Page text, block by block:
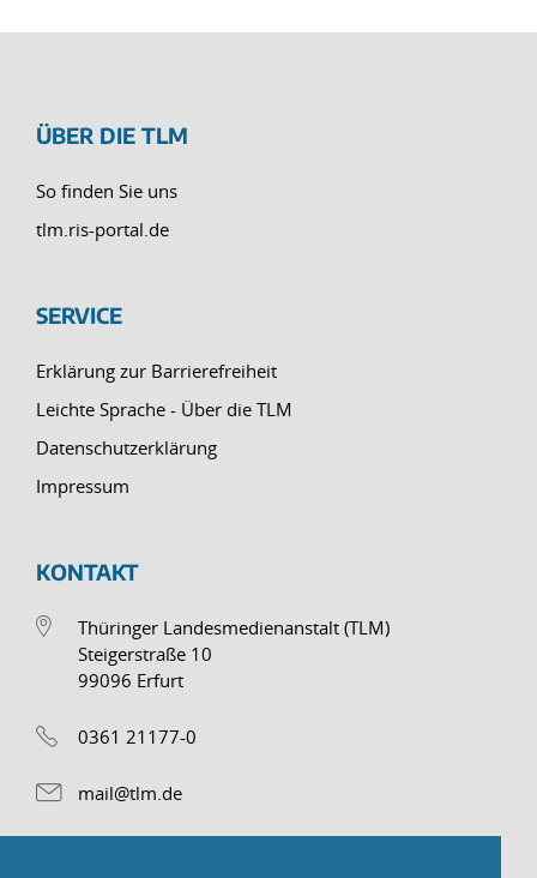
ÜBER DIE TLM
So finden Sie uns
tlm.ris-portal.de
SERVICE
Erklärung zur Barrierefreiheit
Leichte Sprache - Über die TLM
Datenschutzerklärung
Impressum
KONTAKT
Thüringer Landesmedienanstalt (TLM)
Steigerstraße 10
99096 Erfurt
0361 21177-0
mail@tlm.de